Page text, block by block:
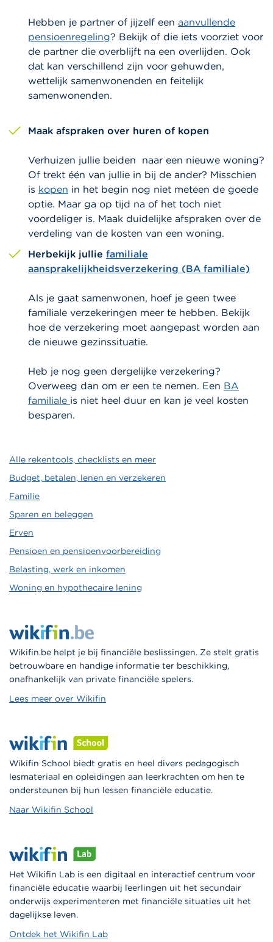
Hebben je partner of jijzelf een aanvullende
pensioenregeling? Bekijk of die iets voorziet voor
de partner die overblijft na een overlijden. Ook
dat kan verschillend zijn voor gehuwden,
wettelijk samenwonenden en feitelijk
samenwonenden.
Maak afspraken over huren of kopen
Verhuizen jullie beiden naar een nieuwe woning?
Of trekt één van jullie in bij de ander? Misschien
is kopen in het begin nog niet meteen de goede
optie. Maar ga op tijd na of het toch niet
voordeliger is. Maak duidelijke afspraken over de
verdeling van de kosten van een woning.
Herbekijk jullie familiale
aansprakelijkheidsverzekering (BA familiale)
Als je gaat samenwonen, hoef je geen twee
familiale verzekeringen meer te hebben. Bekijk
hoe de verzekering moet aangepast worden aan
de nieuwe gezinssituatie.
Heb je nog geen dergelijke verzekering?
Overweeg dan om er een te nemen. Een BA
familiale is niet heel duur en kan je veel kosten
besparen.
Alle rekentools, checklists en meer
Budget, betalen, lenen en verzekeren
Familie
Sparen en beleggen
Erven
Pensioen en pensioenvoorbereiding
Belasting, werk en inkomen
Woning en hypothecaire lening
Wikifin.be helpt je bij financiële beslissingen. Ze stelt gratis
betrouwbare en handige informatie ter beschikking,
onafhankelijk van private financiële spelers.
Lees meer over Wikifin
Wikifin School biedt gratis en heel divers pedagogisch
lesmateriaal en opleidingen aan leerkrachten om hen te
ondersteunen bij hun lessen financiële educatie.
Naar Wikifin School
Het Wikifin Lab is een digitaal en interactief centrum voor
financiële educatie waarbij leerlingen uit het secundair
onderwijs experimenteren met financiële situaties uit het
dagelijkse leven.
Ontdek het Wikifin Lab